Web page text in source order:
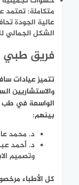
متكاملة: تعتمد
عالية الجودة
الشكل الجمالي
فريق طبي
تتميز عيادات
والاستشاريين
الواسعة في طب
بينهم:
د. محمد
د. أحمد
وتصميم
كل الأطباء